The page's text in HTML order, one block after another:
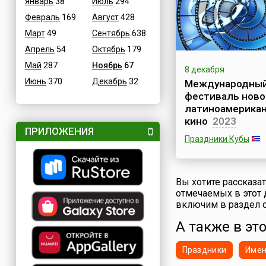
Февраль 169
Март49
Апрель 54
Май 287
Июнь 370
Август428
Сентябрь 638
Октябрь 179
Ноябрь 67
Декабрь 32
ПРИЛОЖЕНИЯ
«лодочка
листьев».Давным-
еще в средние
эпоху Сукхотай, во
времена
Литая, его супруга на
одном из
соорудила
размеров чашу из
банана и стеблей
выложила ее
8 декабря
фестиваль
кино 2023
Праздники Кубы
В первую неделю
Международный
фестиваль нового
(исп. Festival
del Nuevo Cine
Latinoamericano),
длится 10
проводится с 1979
Вы хотите
отмечаемых в этот
включим в раздел
А также в
Праздники